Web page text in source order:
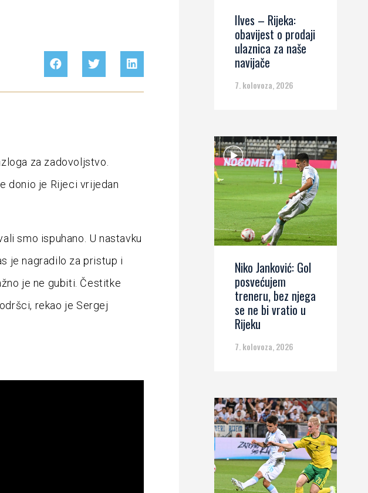
za zadovoljstvo.
donio je Rijeci vrijedan
smo ispuhano. U nastavku
je nagradilo za pristup i
je ne gubiti. Čestitke
rekao je Sergej
Ilves – Rijeka:
obavijest o prodaji
ulaznica za naše
navijače
7. kolovoza, 2026
Niko Janković: Gol
posvećujem
treneru, bez njega
se ne bi vratio u
Rijeku
7. kolovoza, 2026